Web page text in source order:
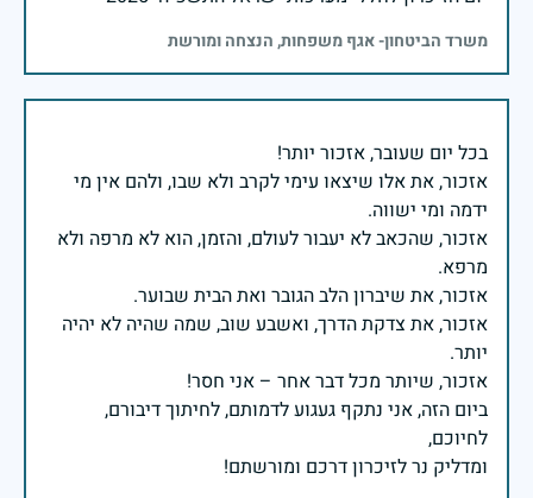
משרד הביטחון- אגף משפחות, הנצחה ומורשת
אזכור, את אלו שיצאו עימי לקרב ולא שבו, ולהם אין מי
אזכור, שהכאב לא יעבור לעולם, והזמן, הוא לא מרפה ולא
אזכור, את צדקת הדרך, ואשבע שוב, שמה שהיה לא יהיה
ביום הזה, אני נתקף געגוע לדמותם, לחיתוך דיבורם,
ומדליק נר לזיכרון דרכם ומורשתם!